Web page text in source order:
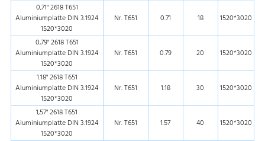
0,71" 2618 T651
Aluminiumplatte DIN 3.1924
1520*3020
Nr. T651 0.71 18 1520*3020
0,79" 2618 T651
Aluminiumplatte DIN 3.1924
1520*3020
Nr. T651 0.79 20 1520*3020
1.18" 2618 T651
Aluminiumplatte DIN 3.1924
1520*3020
Nr. T651 1.18 30 1520*3020
1,57" 2618 T651
Aluminiumplatte DIN 3.1924
1520*3020
Nr. T651 1.57 40 1520*3020